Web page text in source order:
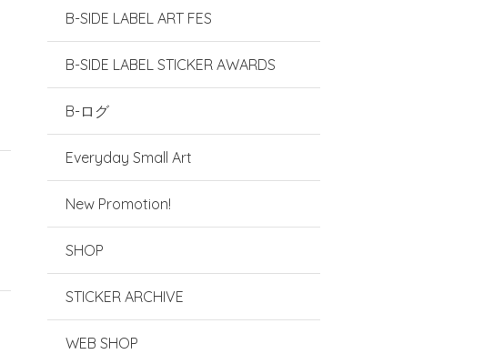
B-SIDE LABEL ART FES
B-SIDE LABEL STICKER AWARDS
B-ログ
Everyday Small Art
New Promotion!
SHOP
STICKER ARCHIVE
WEB SHOP